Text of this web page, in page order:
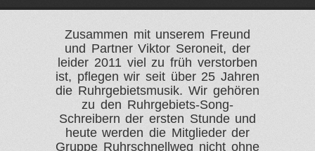
Zusammen mit unserem Freund
und Partner Viktor Seroneit, der
leider 2011 viel zu früh verstorben
ist, pflegen wir seit über 25 Jahren
die Ruhrgebietsmusik. Wir gehören
zu den Ruhrgebiets-Song-
Schreibern der ersten Stunde und
heute werden die Mitglieder der
Gruppe Ruhrschnellweg nicht ohne